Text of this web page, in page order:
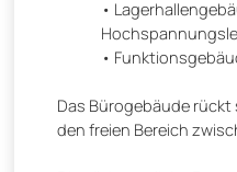
Das Bürogebäude
den freien Bereich